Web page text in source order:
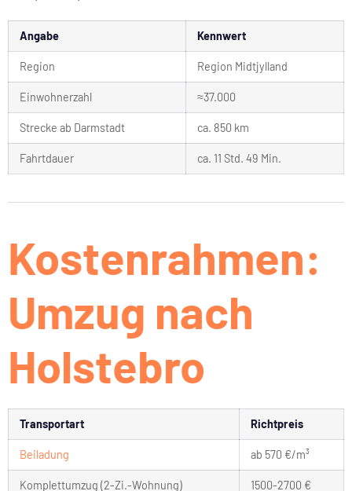
Angabe Kennwert
Region Region Midtjylland
Einwohnerzahl ≈37.000
Strecke ab Darmstadt ca. 850 km
Fahrtdauer ca. 11 Std. 49 Min.
Kostenrahmen:
Umzug nach
Holstebro
Transportart Richtpreis
Beiladung ab 570 €/m³
Komplettumzug (2-Zi.-Wohnung) 1500-2700 €